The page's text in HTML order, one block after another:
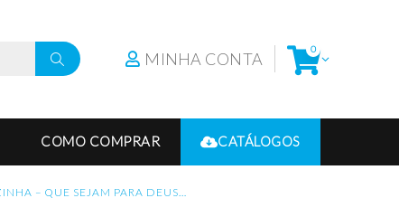
MINHA CONTA 0
COMO COMPRAR CATÁLOGOS
– QUE SEJAM PARA DEUS…